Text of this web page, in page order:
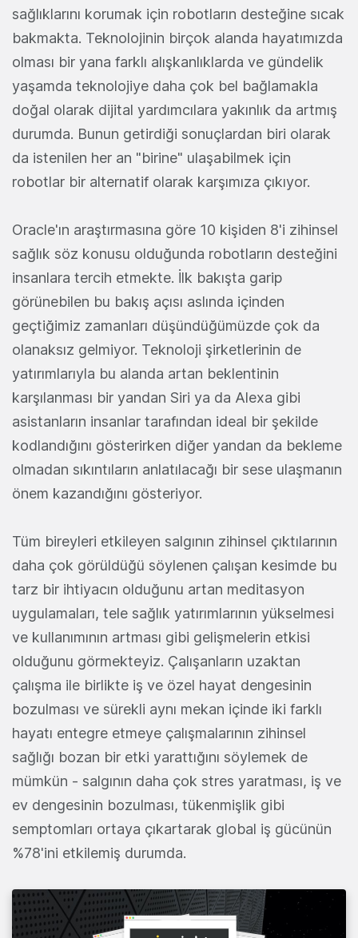
sağlıklarını korumak için robotların desteğine sıcak
bakmakta. Teknolojinin birçok alanda hayatımızda
olması bir yana farklı alışkanlıklarda ve gündelik
yaşamda teknolojiye daha çok bel bağlamakla
doğal olarak dijital yardımcılara yakınlık da artmış
durumda. Bunun getirdiği sonuçlardan biri olarak
da istenilen her an "birine" ulaşabilmek için
robotlar bir alternatif olarak karşımıza çıkıyor.
Oracle'ın araştırmasına göre 10 kişiden 8'i zihinsel
sağlık söz konusu olduğunda robotların desteğini
insanlara tercih etmekte. İlk bakışta garip
görünebilen bu bakış açısı aslında içinden
geçtiğimiz zamanları düşündüğümüzde çok da
olanaksız gelmiyor. Teknoloji şirketlerinin de
yatırımlarıyla bu alanda artan beklentinin
karşılanması bir yandan Siri ya da Alexa gibi
asistanların insanlar tarafından ideal bir şekilde
kodlandığını gösterirken diğer yandan da bekleme
olmadan sıkıntıların anlatılacağı bir sese ulaşmanın
önem kazandığını gösteriyor.
Tüm bireyleri etkileyen salgının zihinsel çıktılarının
daha çok görüldüğü söylenen çalışan kesimde bu
tarz bir ihtiyacın olduğunu artan meditasyon
uygulamaları, tele sağlık yatırımlarının yükselmesi
ve kullanımının artması gibi gelişmelerin etkisi
olduğunu görmekteyiz. Çalışanların uzaktan
çalışma ile birlikte iş ve özel hayat dengesinin
bozulması ve sürekli aynı mekan içinde iki farklı
hayatı entegre etmeye çalışmalarının zihinsel
sağlığı bozan bir etki yarattığını söylemek de
mümkün - salgının daha çok stres yaratması, iş ve
ev dengesinin bozulması, tükenmişlik gibi
semptomları ortaya çıkartarak global iş gücünün
%78'ini etkilemiş durumda.